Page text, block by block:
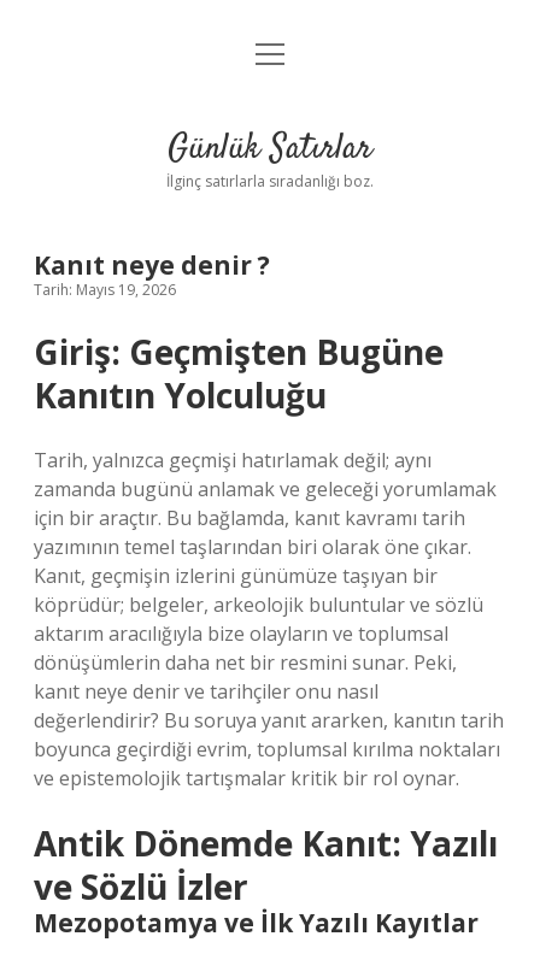
Anasayfa
Yasal Uyarı
menüyü
Günlük Satırlar
İlginç satırlarla sıradanlığı boz.
Kanıt neye denir ?
Tarih: Mayıs 19, 2026
Giriş: Geçmişten Bugüne
Kanıtın Yolculuğu
Tarih, yalnızca geçmişi hatırlamak değil; aynı
zamanda bugünü anlamak ve geleceği yorumlamak
için bir araçtır. Bu bağlamda, kanıt kavramı tarih
yazımının temel taşlarından biri olarak öne çıkar.
Kanıt, geçmişin izlerini günümüze taşıyan bir
köprüdür; belgeler, arkeolojik buluntular ve sözlü
aktarım aracılığıyla bize olayların ve toplumsal
dönüşümlerin daha net bir resmini sunar. Peki,
kanıt neye denir ve tarihçiler onu nasıl
değerlendirir? Bu soruya yanıt ararken, kanıtın tarih
boyunca geçirdiği evrim, toplumsal kırılma noktaları
ve epistemolojik tartışmalar kritik bir rol oynar.
Antik Dönemde Kanıt: Yazılı
ve Sözlü İzler
Mezopotamya ve İlk Yazılı Kayıtlar